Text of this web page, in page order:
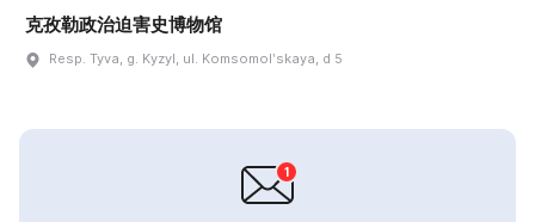
克孜勒政治迫害史博物馆
Resp. Tyva, g. Kyzyl, ul. Komsomolʹskaya, d 5